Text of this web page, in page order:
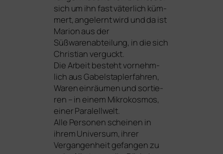
sich um ihn fast väter­lich küm­
mert, ange­lernt wird und da ist
Marion aus der
Süßwarenabteilung, in die sich
Christian verguckt.
Die Arbeit besteht vor­nehm­
lich aus Gabelstaplerfahren,
Waren ein­räu­men und sor­tie­
ren – in einem Mikrokosmos,
einer Paralellwelt.
Alle Personen schei­nen in
ihrem Universum, ihrer
Vergangenheit gefan­gen zu